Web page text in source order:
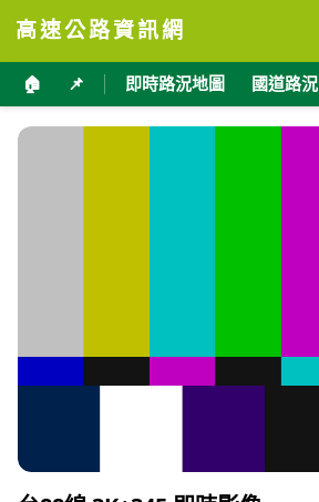
高速公路資訊網
🏠 📌 即時路況地圖 國道路況